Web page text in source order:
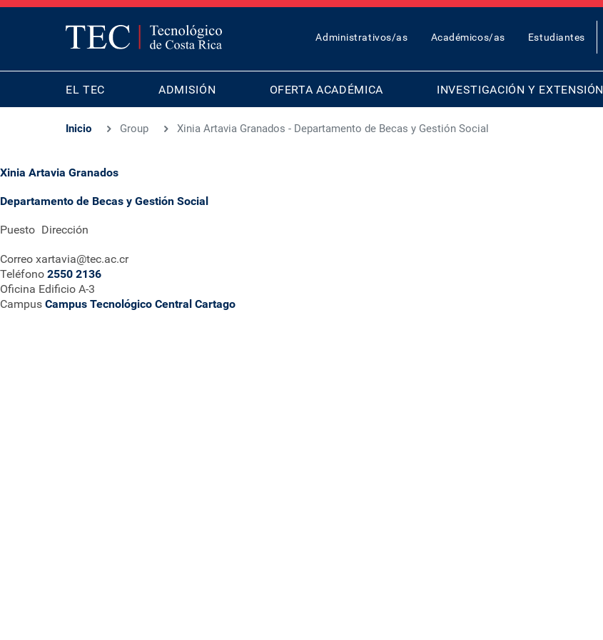
TOP
MENU
Administrativos/as Académicos/as Estudiantes
MAIN
NAVIGATION
EL TEC ADMISIÓN OFERTA ACADÉMICA INVESTIGACIÓN Y EXTENSIÓN
Inicio Group Xinia Artavia Granados - Departamento de Becas y Gestión Social
Xinia Artavia Granados
Departamento de Becas y Gestión Social
Puesto Dirección
Correo xartavia@tec.ac.cr
Teléfono 2550 2136
Oficina Edificio A-3
Campus Campus Tecnológico Central Cartago